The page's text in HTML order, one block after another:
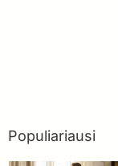
Populiariausi